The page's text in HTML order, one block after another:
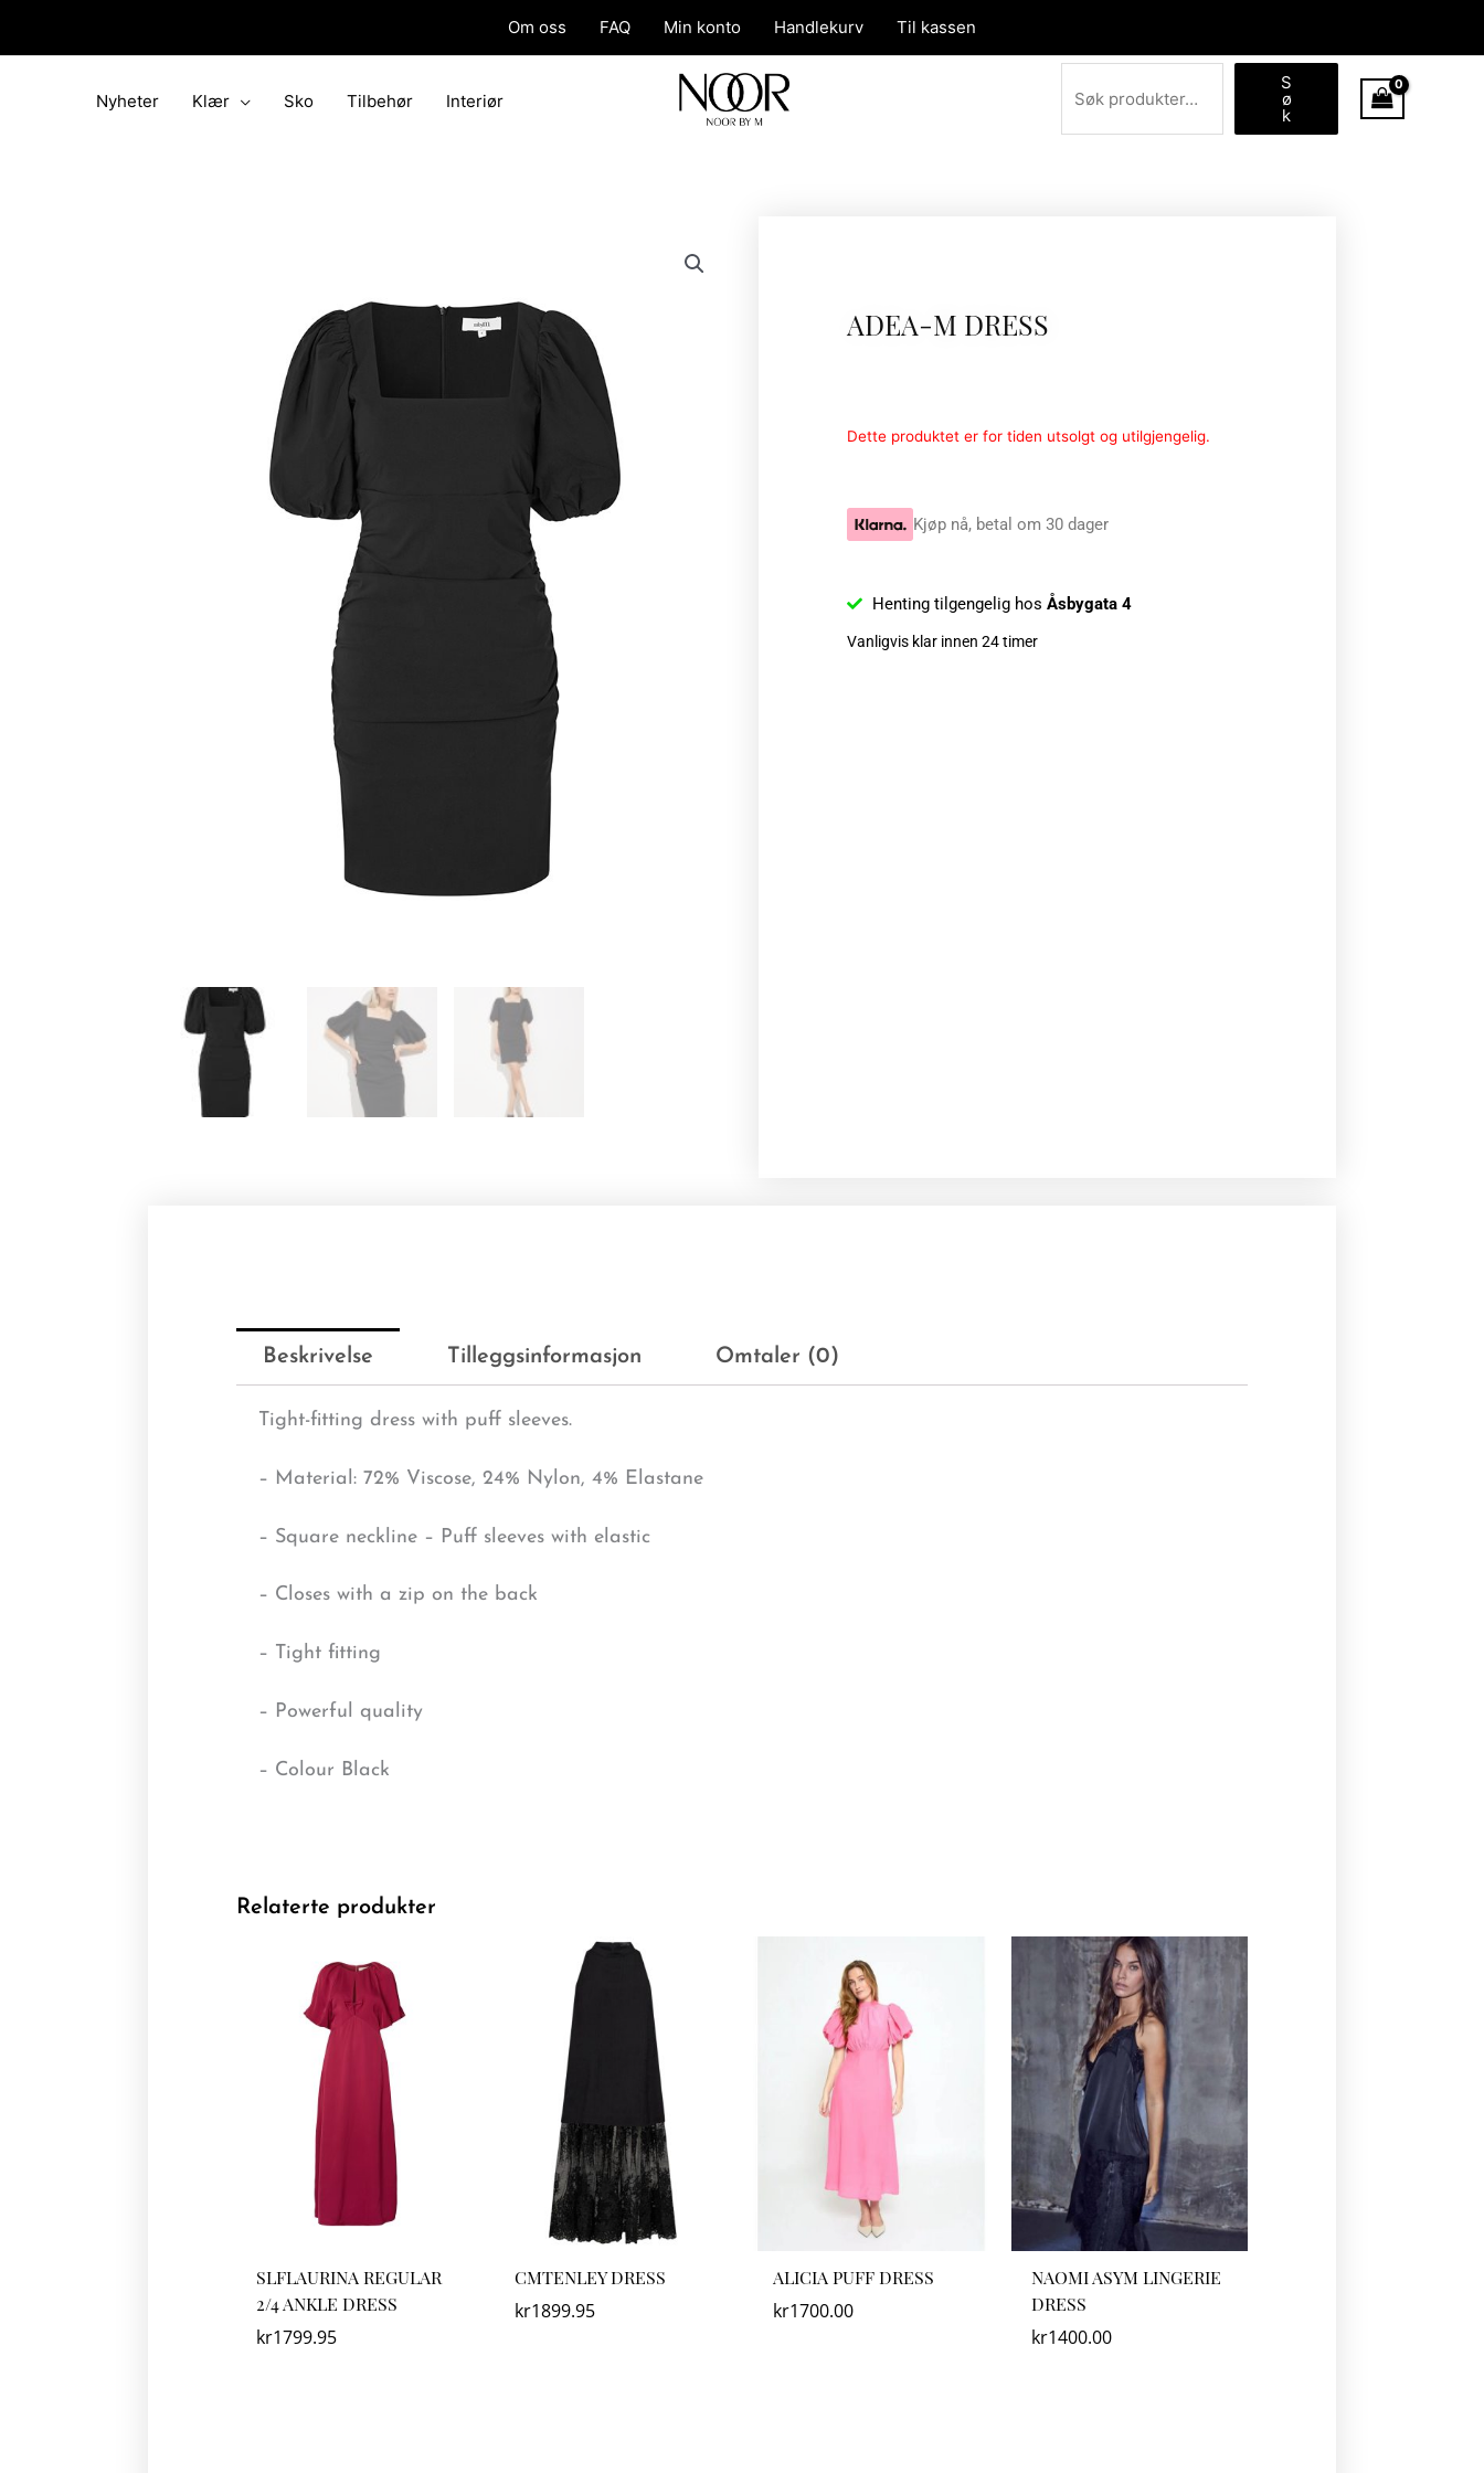
Om oss FAQ Min konto Handlekurv Til kassen
Nyheter Klær Sko Tilbehør Interiør
Søk
S
ø
k
ADEA-M DRESS
Dette produktet er for tiden utsolgt og utilgjengelig.
Kjøp nå, betal om 30 dager
Henting tilgengelig hos Åsbygata 4
Vanligvis klar innen 24 timer
Beskrivelse Tilleggsinformasjon Omtaler (0)
Tight-fitting dress with puff sleeves.
– Material: 72% Viscose, 24% Nylon, 4% Elastane
– Square neckline – Puff sleeves with elastic
– Closes with a zip on the back
– Tight fitting
– Powerful quality
– Colour Black
Relaterte produkter
SLFLAURINA REGULAR
2/4 ANKLE DRESS
kr1799.95
CMTENLEY DRESS
kr1899.95
ALICIA PUFF DRESS
kr1700.00
NAOMI ASYM LINGERIE
DRESS
kr1400.00